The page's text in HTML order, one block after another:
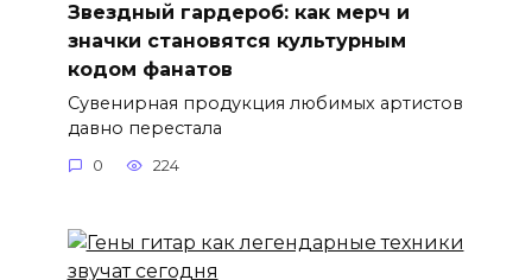
Звездный гардероб: как мерч и
значки становятся культурным
кодом фанатов
Сувенирная продукция любимых артистов
давно перестала
0 224